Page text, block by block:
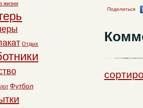
Поделиться
жизни
Отдых
Футбол